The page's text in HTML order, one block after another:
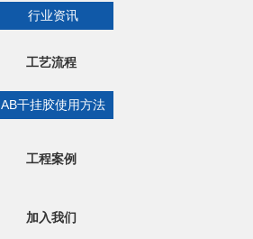
行业资讯
工艺流程
AB干挂胶使用方法
工程案例
加入我们